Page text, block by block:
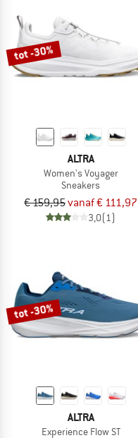
tot -30%
ALTRA
Women's Voyager
Sneakers
€ 159,95vanaf € 111,97
3,0(1)
tot -30%
ALTRA
Experience Flow ST